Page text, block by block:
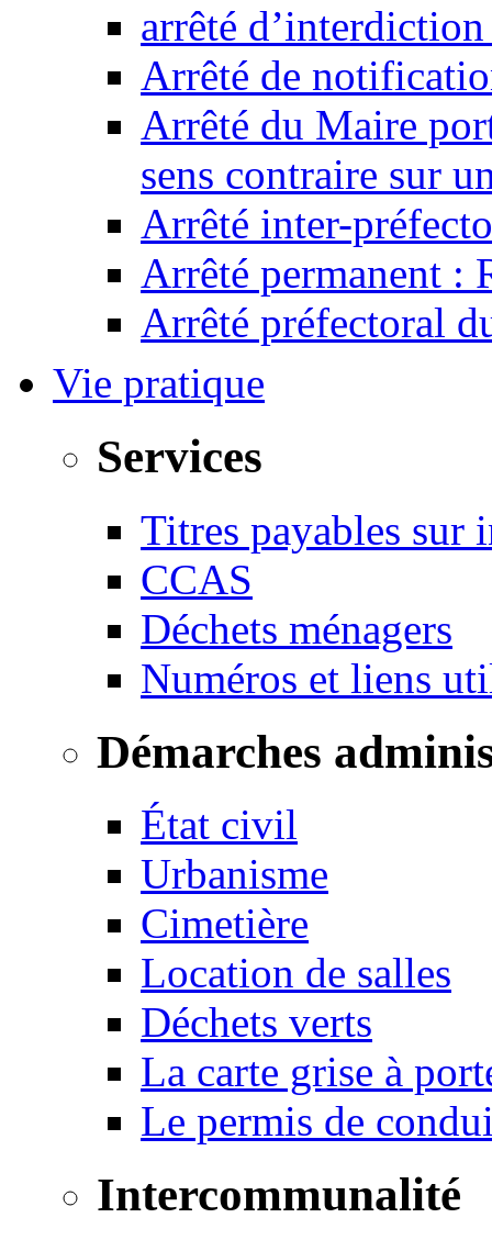
arrêté
Arrêté de
Arrêté du Maire
sens contraire sur
Arrêté inter-
Arrêté permanent :
Arrêté préfectoral
Vie pratique
Services
Titres payables sur
CCAS
Déchets ménagers
Numéros et liens
Démarches
État civil
Urbanisme
Cimetière
Location de salles
Déchets verts
La carte grise à
Le permis de
Intercommunalité